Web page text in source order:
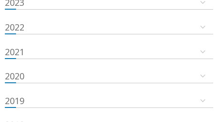
2023
2022
2021
2020
2019